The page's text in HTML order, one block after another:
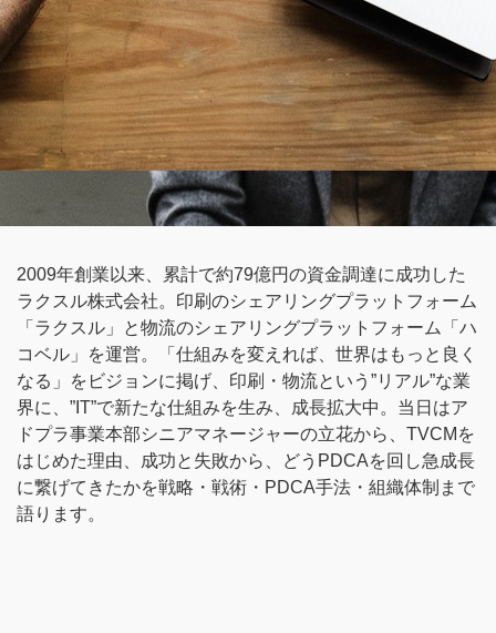
2009年創業以来、累計で約79億円の資金調達に成功した
ラクスル株式会社。印刷のシェアリングプラットフォーム
「ラクスル」と物流のシェアリングプラットフォーム「ハ
コベル」を運営。「仕組みを変えれば、世界はもっと良く
なる」をビジョンに掲げ、印刷・物流という”リアル”な業
界に、”IT”で新たな仕組みを生み、成長拡大中。当日はア
ドプラ事業本部シニアマネージャーの立花から、TVCMを
はじめた理由、成功と失敗から、どうPDCAを回し急成長
に繋げてきたかを戦略・戦術・PDCA手法・組織体制まで
語ります。